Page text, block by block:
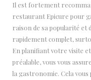
Il est fortement
restaurant Epicure pour
raison de sa popularité et
rapidement complet,
En planifiant votre visite
préalable, vous vous
la gastronomie. Cela